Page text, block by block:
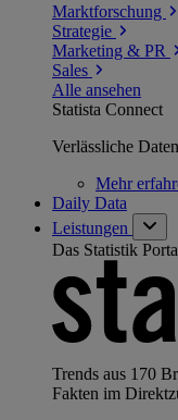
Marktforschung
Strategie
Marketing & PR
Sales
Alle ansehen
Statista Connect
Verlässliche
Mehr
Daily Data
Leistungen
Das Statistik
Trends aus 170
Fakten im